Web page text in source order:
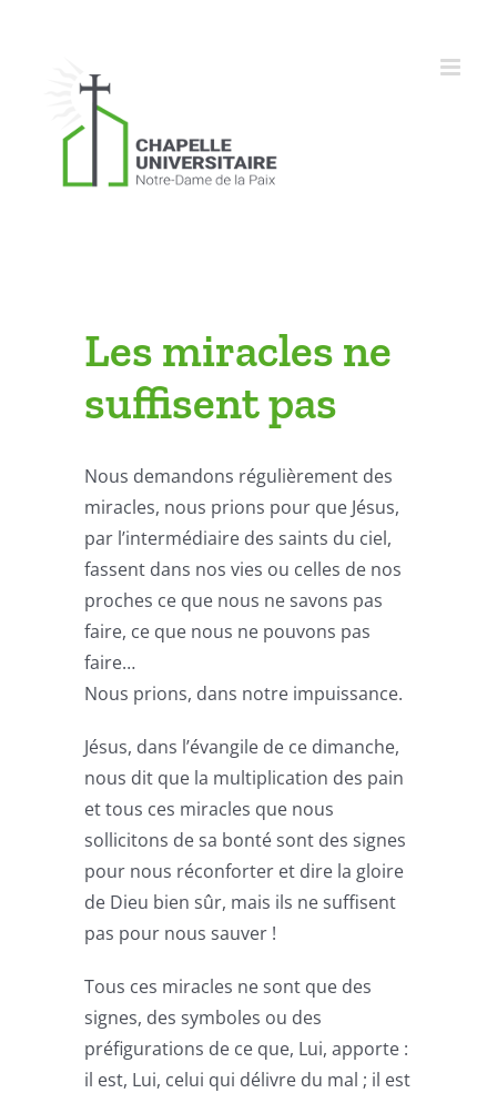
Les miracles ne
suffisent pas
Nous demandons régulièrement des
miracles, nous prions pour que Jésus,
par l’intermédiaire des saints du ciel,
fassent dans nos vies ou celles de nos
proches ce que nous ne savons pas
faire, ce que nous ne pouvons pas
faire…
Nous prions, dans notre impuissance.
Jésus, dans l’évangile de ce dimanche,
nous dit que la multiplication des pain
et tous ces miracles que nous
sollicitons de sa bonté sont des signes
pour nous réconforter et dire la gloire
de Dieu bien sûr, mais ils ne suffisent
pas pour nous sauver !
Tous ces miracles ne sont que des
signes, des symboles ou des
préfigurations de ce que, Lui, apporte :
il est, Lui, celui qui délivre du mal ; il est